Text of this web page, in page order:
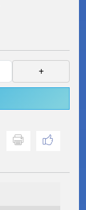
+